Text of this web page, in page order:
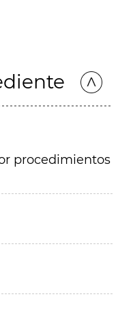
procedimientos